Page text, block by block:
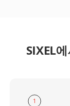
SIXEL
1